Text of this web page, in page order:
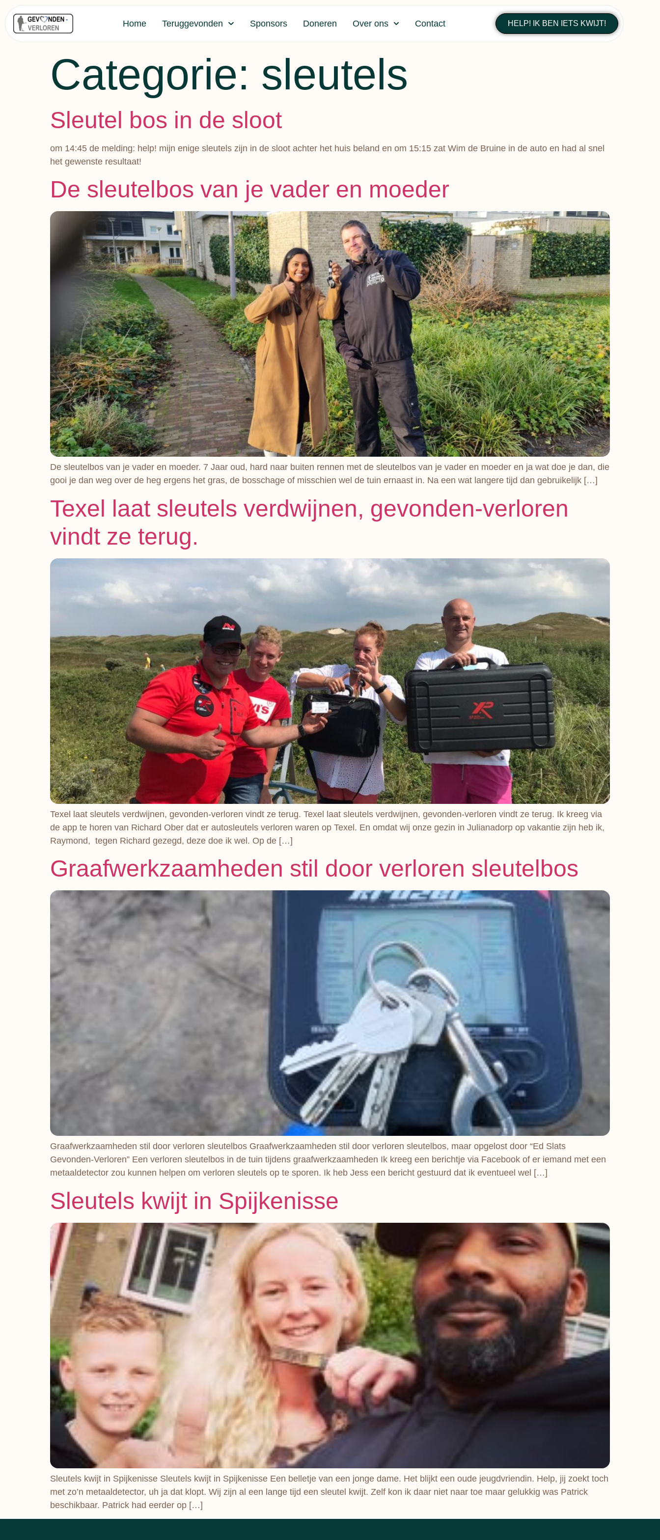
Home Teruggevonden Sponsors Doneren Over ons Contact HELP! IK BEN IETS KWIJT!
Categorie: sleutels
Sleutel bos in de sloot
om 14:45 de melding: help! mijn enige sleutels zijn in de sloot achter het huis beland en om 15:15 zat Wim de Bruine in de auto en had al snel
het gewenste resultaat!
De sleutelbos van je vader en moeder
De sleutelbos van je vader en moeder. 7 Jaar oud, hard naar buiten rennen met de sleutelbos van je vader en moeder en ja wat doe je dan, die
gooi je dan weg over de heg ergens het gras, de bosschage of misschien wel de tuin ernaast in. Na een wat langere tijd dan gebruikelijk […]
Texel laat sleutels verdwijnen, gevonden-verloren
vindt ze terug.
Texel laat sleutels verdwijnen, gevonden-verloren vindt ze terug. Texel laat sleutels verdwijnen, gevonden-verloren vindt ze terug. Ik kreeg via
de app te horen van Richard Ober dat er autosleutels verloren waren op Texel. En omdat wij onze gezin in Julianadorp op vakantie zijn heb ik,
Raymond, tegen Richard gezegd, deze doe ik wel. Op de […]
Graafwerkzaamheden stil door verloren sleutelbos
Graafwerkzaamheden stil door verloren sleutelbos Graafwerkzaamheden stil door verloren sleutelbos, maar opgelost door “Ed Slats
Gevonden-Verloren” Een verloren sleutelbos in de tuin tijdens graafwerkzaamheden Ik kreeg een berichtje via Facebook of er iemand met een
metaaldetector zou kunnen helpen om verloren sleutels op te sporen. Ik heb Jess een bericht gestuurd dat ik eventueel wel […]
Sleutels kwijt in Spijkenisse
Sleutels kwijt in Spijkenisse Sleutels kwijt in Spijkenisse Een belletje van een jonge dame. Het blijkt een oude jeugdvriendin. Help, jij zoekt toch
met zo’n metaaldetector, uh ja dat klopt. Wij zijn al een lange tijd een sleutel kwijt. Zelf kon ik daar niet naar toe maar gelukkig was Patrick
beschikbaar. Patrick had eerder op […]